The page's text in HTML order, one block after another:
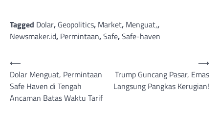
Tagged Dolar, Geopolitics, Market, Menguat,,
Newsmaker.id, Permintaan,Safe,Safe-haven
Post
navigation
⟵
Dolar Menguat, Permintaan
Safe Haven di Tengah
Ancaman Batas Waktu Tarif
Trump Guncang Pasar, Emas
Langsung Pangkas Kerugian!
⟶